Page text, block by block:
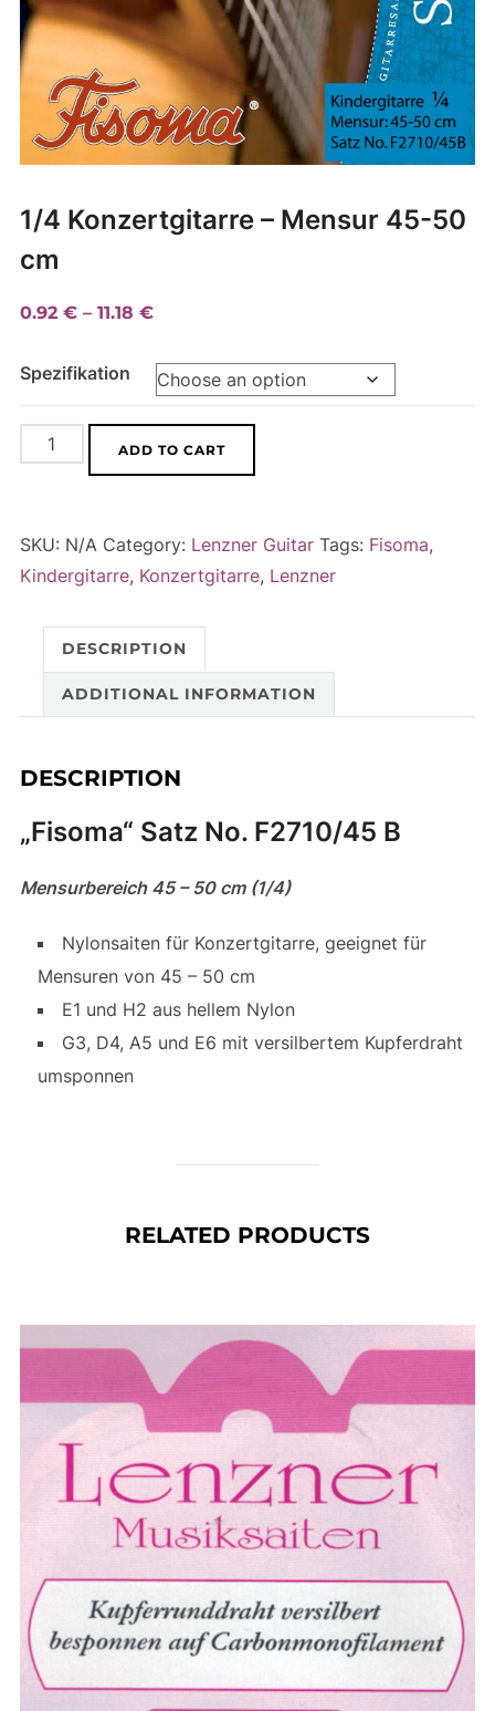
1/4 Konzertgitarre – Mensur 45-50
cm
0.92 € – 11.18 €Price
0.92 €
Spezifikation
Konzertgitarre
cm
quantity
ADD TO CART
i
v
SKU: N/A Category: Lenzner Guitar Tags: Fisoma,
Kindergitarre, Konzertgitarre, Lenzner
DESCRIPTION
ADDITIONAL INFORMATION
DESCRIPTION
„Fisoma“ Satz No. F2710/45 B
Mensurbereich 45 – 50 cm (1/4)
Nylonsaiten für Konzertgitarre, geeignet für
Mensuren von 45 – 50 cm
E1 und H2 aus hellem Nylon
G3, D4, A5 und E6 mit versilbertem Kupferdraht
umsponnen
RELATED PRODUCTS